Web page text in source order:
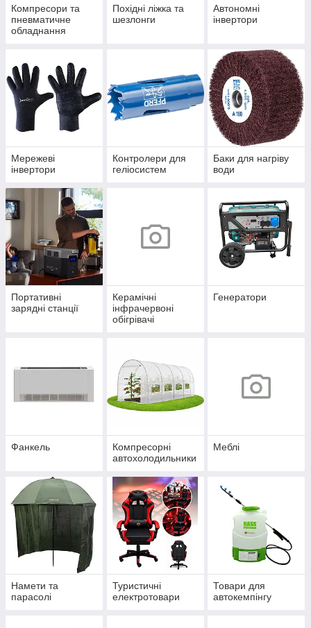
Компресори та
пневматичне
обладнання
Похідні ліжка та
шезлонги
Автономні
інвертори
Мережеві
інвертори
Контролери для
геліосистем
Баки для нагріву
води
Портативні
зарядні станції
Керамічні
інфрачервоні
обігрівачі
Генератори
Фанкель
Компресорні
автохолодильники
Меблі
Намети та
парасолі
Туристичні
електротовари
Товари для
автокемпінгу